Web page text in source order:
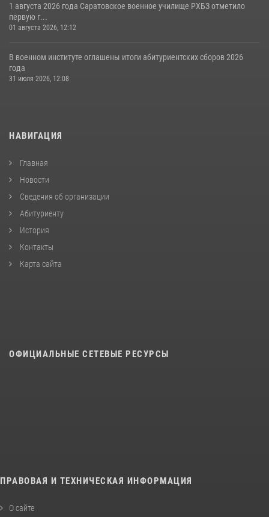
1 августа 2026 года Саратовское военное училище РХБЗ отметило
первую г...
01 августа 2026, 12:12
В военном институте оглашены итоги абитуриентских сборов 2026
года
31 июля 2026, 12:08
НАВИГАЦИЯ
Главная
Новости
Сведения об организации
Абитуриенту
История
Контакты
Карта сайта
ОФИЦИАЛЬНЫЕ СЕТЕВЫЕ РЕСУРСЫ
ПРАВОВАЯ И ТЕХНИЧЕСКАЯ ИНФОРМАЦИЯ
О сайте